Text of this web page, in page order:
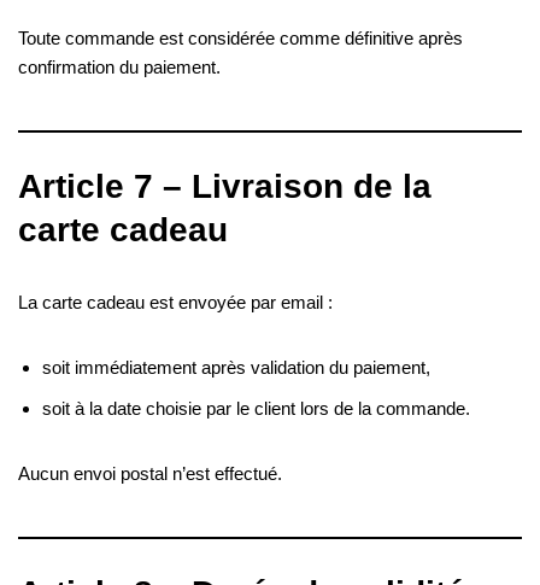
Toute commande est considérée comme définitive après
confirmation du paiement.
Article 7 – Livraison de la
carte cadeau
La carte cadeau est envoyée par email :
soit immédiatement après validation du paiement,
soit à la date choisie par le client lors de la commande.
Aucun envoi postal n’est effectué.